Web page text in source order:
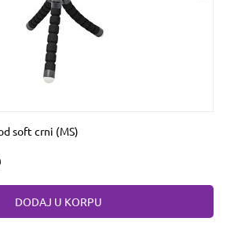
soft crni (MS)
DODAJ U KORPU